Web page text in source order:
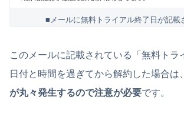
■メールに無料トライアル終了日が記載
このメールに記載されている「無料トラ
日付と時間を過ぎてから解約した場合は、
が丸々発生するので注意が必要です。